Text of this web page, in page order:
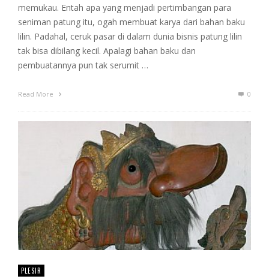
memukau. Entah apa yang menjadi pertimbangan para
seniman patung itu, ogah membuat karya dari bahan baku
lilin. Padahal, ceruk pasar di dalam dunia bisnis patung lilin
tak bisa dibilang kecil. Apalagi bahan baku dan
pembuatannya pun tak serumit …
Read More 0
PLESIR